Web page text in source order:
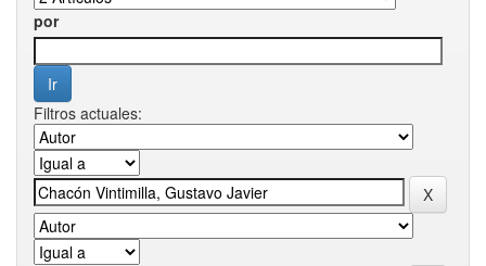
por
Filtros actuales: